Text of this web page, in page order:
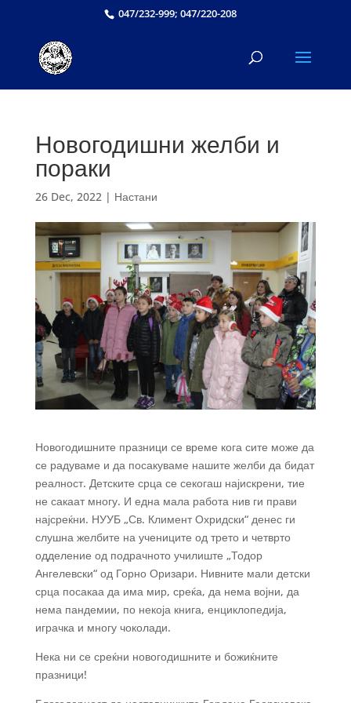
047/232-999; 047/220-208
Новогодишни желби и
пораки
26 Dec, 2022| Настани
Новогодишните празници се време кога сите може да
се радуваме и да посакуваме нашите желби да бидат
реалност. Детските срца се секогаш најискрени, тие
не сакаат многу. И една мала работа нив ги прави
најсреќни. НУУБ „Св. Климент Охридски“ денес ги
слушна желбите на учениците од трето и четврто
одделение од подрачното училиште „Тодор
Ангелевски“ од Горно Оризари. Нивните мали детски
срца посакаа да има мир, среќа, да нема војни, да
нема пандемии, по некоја книга, енциклопедија,
играчка и многу чоколади.
Нека ни се среќни новогодишните и божиќните
празници!